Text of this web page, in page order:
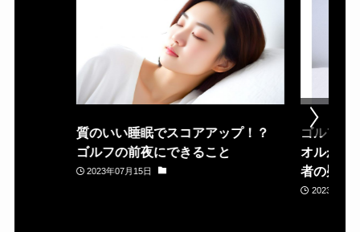
質のいい睡眠でスコアアップ！？
ゴルフの前夜にできること
2023年07月15日
ゴルフ場
オルが置
者の疑問
2023年05月